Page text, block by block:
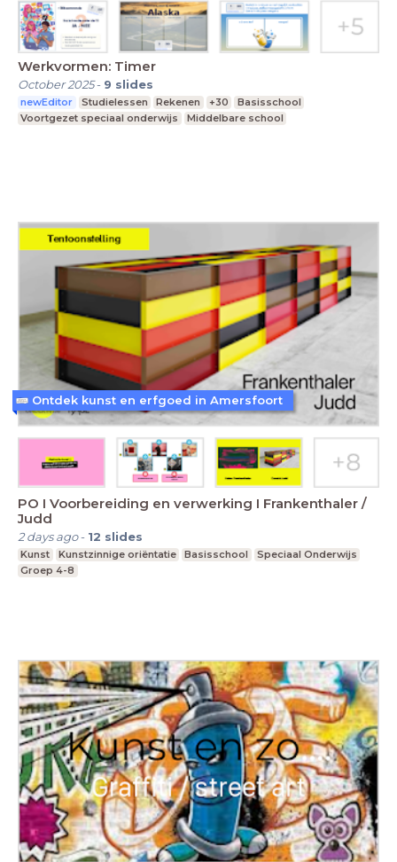
Werkvormen: Timer
October 2025- 9 slides
newEditor Studielessen Rekenen +30
Basisschool
Voortgezet speciaal onderwijs
Middelbare school
PO I Voorbereiding en verwerking I Frankenthaler /
Judd
2 days ago- 12 slides
Kunst Kunstzinnige oriëntatie Basisschool
Speciaal Onderwijs
Groep 4-8
Ontdek kunst en erfgoed in Amersfoort